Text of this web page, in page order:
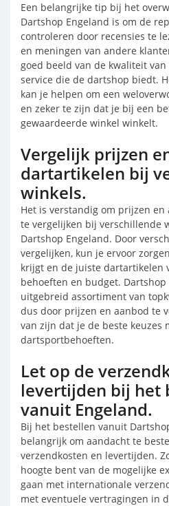
Een belangrijke tip bij het
Dartshop Engeland is om de
controleren door recensies te
en meningen van andere
goed beeld van de kwaliteit
service die de dartshop biedt.
kan je helpen om een
en zeker te zijn dat je bij een
gewaardeerde winkel winkelt.
Vergelijk prijzen
dartartikelen bij
winkels.
Het is verstandig om prijzen
te vergelijken bij verschillende
Dartshop Engeland. Door
vergelijken, kun je ervoor
krijgt en de juiste dartartikelen
behoeften en budget.
uitgebreid assortiment van
dus door prijzen en aanbod te
van zijn dat je de beste keuzes
dartsportbehoeften.
Let op de
levertijden bij het
vanuit Engeland.
Bij het bestellen vanuit
belangrijk om aandacht te
verzendkosten en levertijden.
hoogte bent van de mogelijke
gaan met internationale
met eventuele vertragingen in